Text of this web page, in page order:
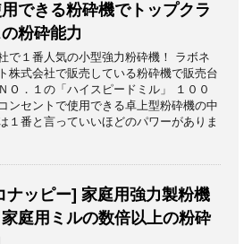
できる粉砕機でトップクラ
粉砕能力
で１番人気の小型強力粉砕機！ ラボネ
株式会社で販売している粉砕機で販売台
Ｏ．１の「ハイスピードミル」 １００
ンセントで使用できる卓上型粉砕機の中
１番と言っていいほどのパワーがありま
ナッピー] 家庭用強力製粉機
家庭用ミルの数倍以上の粉砕